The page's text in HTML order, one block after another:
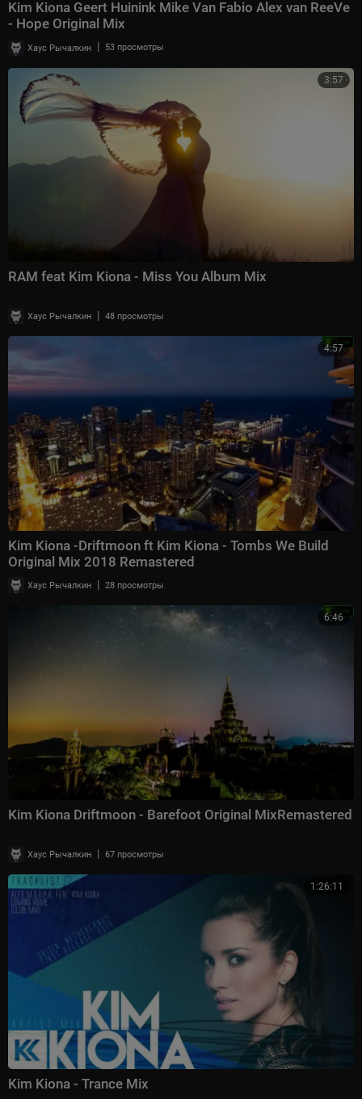
Kim Kiona Geert Huinink Mike Van Fabio Alex van ReeVe
- Hope Original Mix
Хаус Рычалкин | 53 просмотры
3:57
RAM feat Kim Kiona - Miss You Album Mix
Хаус Рычалкин | 48 просмотры
4:57
Kim Kiona -Driftmoon ft Kim Kiona - Tombs We Build
Original Mix 2018 Remastered
Хаус Рычалкин | 28 просмотры
6:46
Kim Kiona Driftmoon - Barefoot Original MixRemastered
Хаус Рычалкин | 67 просмотры
1:26:11
Kim Kiona - Trance Mix